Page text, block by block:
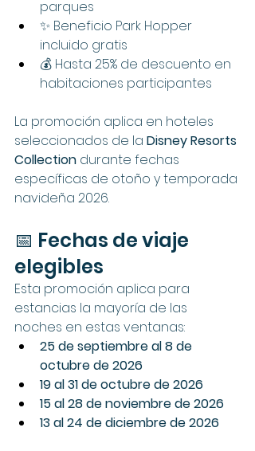
parques
✨ Beneficio Park Hopper
incluido gratis
💰 Hasta 25% de descuento en
habitaciones participantes
La promoción aplica en hoteles
seleccionados de la Disney Resorts
Collection durante fechas
específicas de otoño y temporada
navideña 2026.
📅 Fechas de viaje
elegibles
Esta promoción aplica para
estancias la mayoría de las
noches en estas ventanas:
25 de septiembre al 8 de
octubre de 2026
19 al 31 de octubre de 2026
15 al 28 de noviembre de 2026
13 al 24 de diciembre de 2026